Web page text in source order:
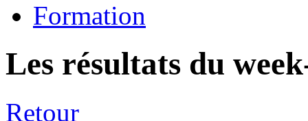
Formation
Les résultats du
Retour